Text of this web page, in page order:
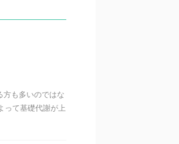
方も多いのではな
って基礎代謝が上